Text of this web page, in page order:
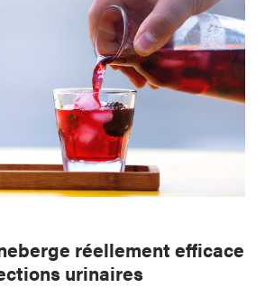
réellement efficace
urinaires